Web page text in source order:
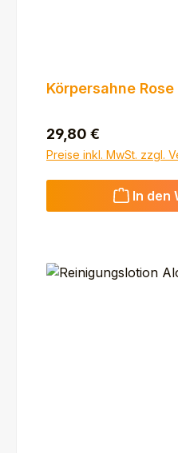
Körpersahne Rose
Regulärer Preis:
29,80 €
Preise inkl. MwSt. zzgl.
In den